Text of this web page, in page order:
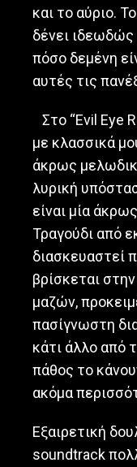
και το αύριο.
δένει
πόσο δεμένη
αυτές τις
Στο “Evil Eye
με κλασσικά
άκρως
λυρική
είναι μία
Τραγούδι από
διασκευαστεί
βρίσκεται
μαζών,
πασίγνωστη
κάτι άλλο από
πάθος το
ακόμα
Εξαιρετική
soundtrack